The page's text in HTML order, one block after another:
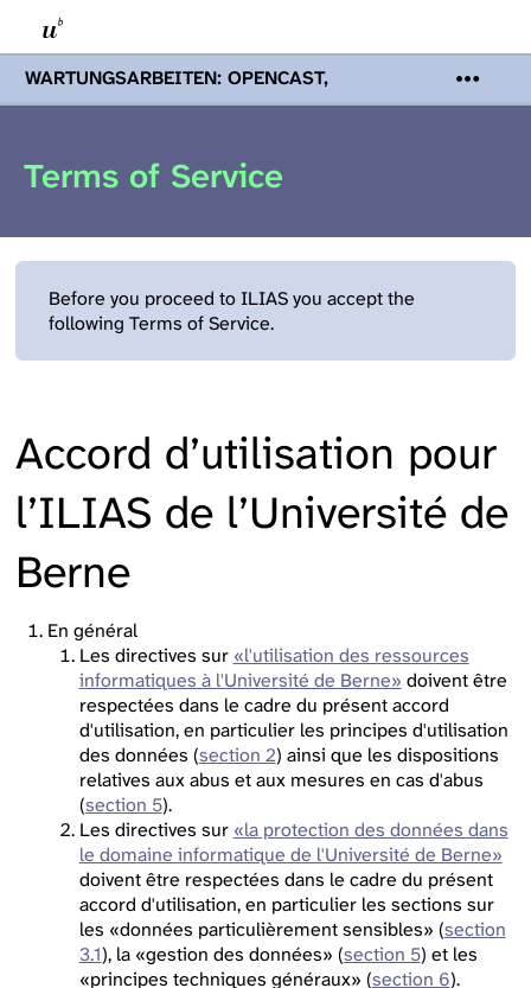
WARTUNGSARBEITEN: OPENCAST,
PODCASTS & TOBIRA
Mi 19. August
Servern werden Ihnen Podcasts,
Terms of Service
Before you proceed to ILIAS you accept the
following Terms of Service.
Accord d’utilisation pour
l’ILIAS de l’Université de
Berne
En général
Les directives sur «l'utilisation des ressources
informatiques à l'Université de Berne» doivent être
respectées dans le cadre du présent accord
d'utilisation, en particulier les principes d'utilisation
des données (section 2) ainsi que les dispositions
relatives aux abus et aux mesures en cas d'abus
(section 5).
Les directives sur «la protection des données dans
le domaine informatique de l'Université de Berne»
doivent être respectées dans le cadre du présent
accord d'utilisation, en particulier les sections sur
les «données particulièrement sensibles» (section
3.1), la «gestion des données» (section 5) et les
«principes techniques généraux» (section 6).